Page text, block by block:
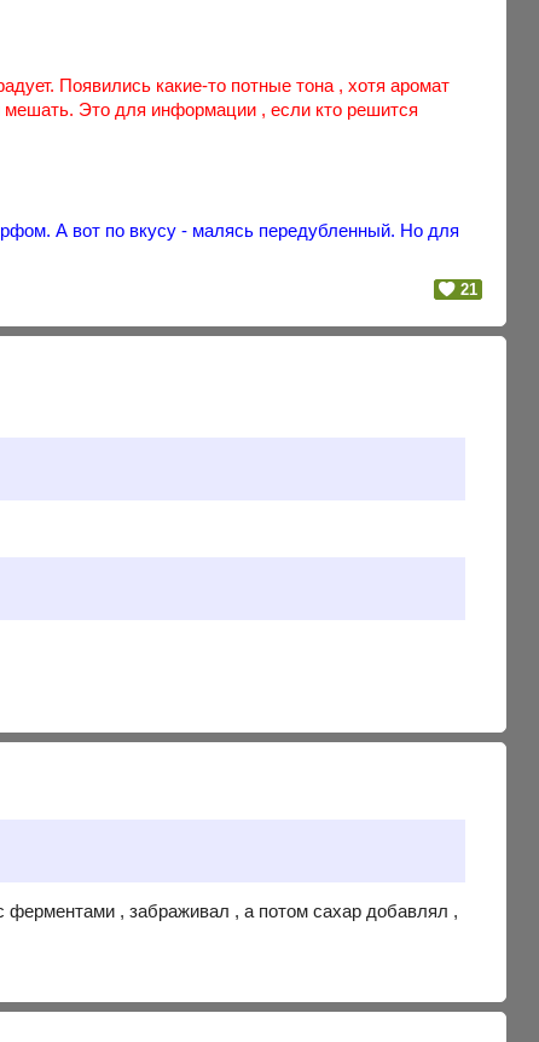
Появились какие-то потные тона , хотя аромат
мешать. Это для информации , если кто решится
А вот по вкусу - малясь передубленный. Но для
21
, забраживал , а потом сахар добавлял ,